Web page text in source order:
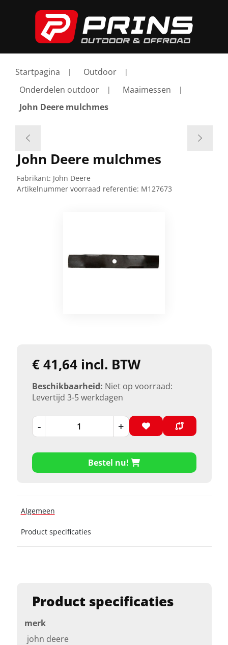
Startpagina
Outdoor
Onderdelen outdoor
Maaimessen
John Deere mulchmes
Product specificaties
merk
john deere
John Deere mulchmes
Fabrikant: John Deere
Artikelnummer voorraad referentie: M127673
€ 41,64 incl. BTW
Beschikbaarheid: Niet op voorraad:
Levertijd 3-5 werkdagen
- +
Bestel nu!
Algemeen
Product specificaties